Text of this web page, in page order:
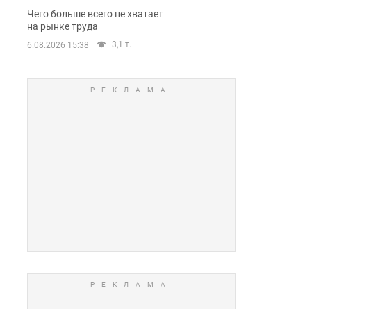
вакансии
Чего больше всего не хватает
на рынке труда
6.08.2026 15:38 3,1 т.